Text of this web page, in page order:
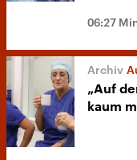
06:27
„Auf
kaum